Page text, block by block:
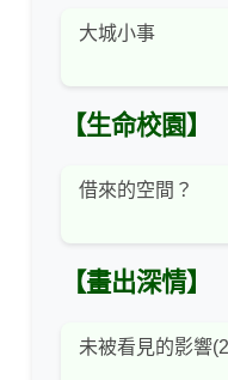
大城小事
【生命校園】
借來的空間？
【畫出深情】
未被看見的影響